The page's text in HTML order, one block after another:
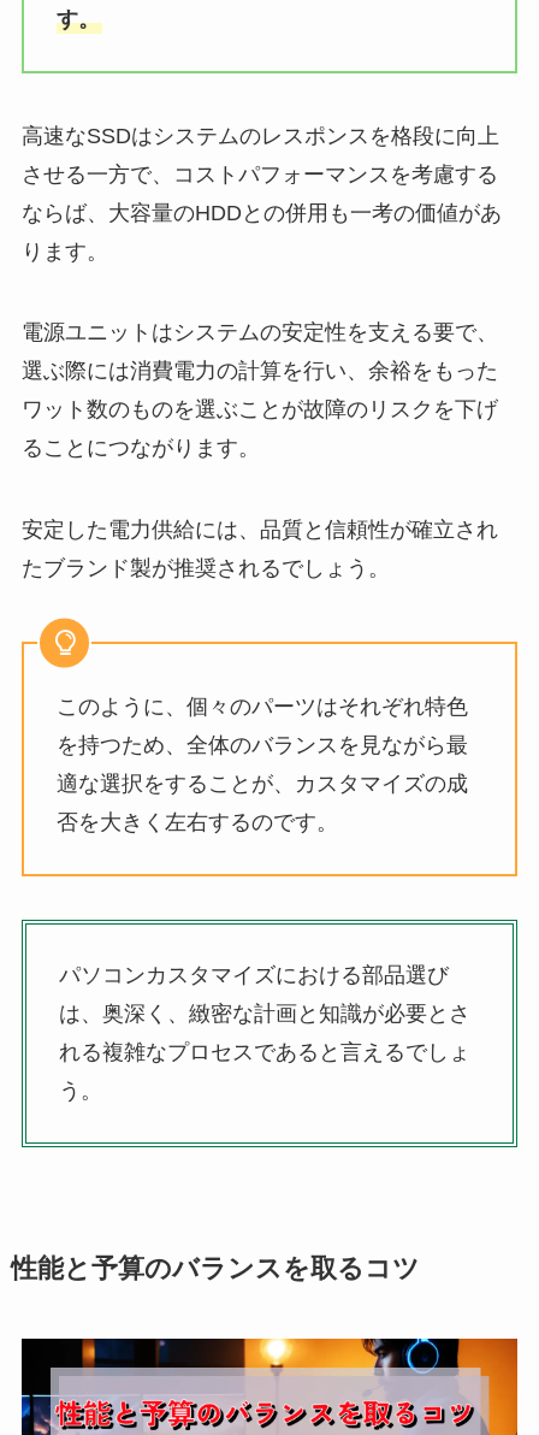
す。
高速なSSDはシステムのレスポンスを格段に向上
させる一方で、コストパフォーマンスを考慮する
ならば、大容量のHDDとの併用も一考の価値があ
ります。
電源ユニットはシステムの安定性を支える要で、
選ぶ際には消費電力の計算を行い、余裕をもった
ワット数のものを選ぶことが故障のリスクを下げ
ることにつながります。
安定した電力供給には、品質と信頼性が確立され
たブランド製が推奨されるでしょう。
このように、個々のパーツはそれぞれ特色
を持つため、全体のバランスを見ながら最
適な選択をすることが、カスタマイズの成
否を大きく左右するのです。
パソコンカスタマイズにおける部品選び
は、奥深く、緻密な計画と知識が必要とさ
れる複雑なプロセスであると言えるでしょ
う。
性能と予算のバランスを取るコツ